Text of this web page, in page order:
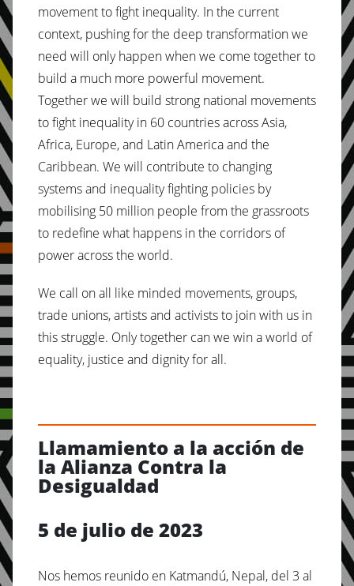
movement to fight inequality. In the current
context, pushing for the deep transformation we
need will only happen when we come together to
build a much more powerful movement.
Together we will build strong national movements
to fight inequality in 60 countries across Asia,
Africa, Europe, and Latin America and the
Caribbean. We will contribute to changing
systems and inequality fighting policies by
mobilising 50 million people from the grassroots
to redefine what happens in the corridors of
power across the world.
We call on all like minded movements, groups,
trade unions, artists and activists to join with us in
this struggle. Only together can we win a world of
equality, justice and dignity for all.
Llamamiento a la acción de
la Alianza Contra la
Desigualdad
5 de julio de 2023
Nos hemos reunido en Katmandú, Nepal, del 3 al